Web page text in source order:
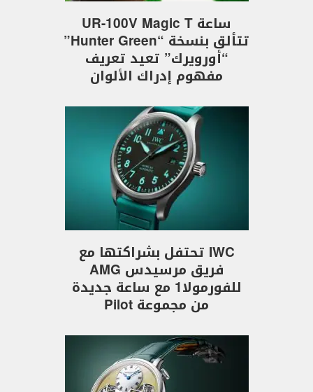
ساعة UR-100V Magic T
تتألق بنسخة “Hunter Green”
“أورويرك” تعيد تعريف
مفهوم إدراك الألوان
IWC تحتفل بشراكتها مع
فريق مرسيدس AMG
للفورمولا1 مع ساعة جديدة
من مجموعة Pilot